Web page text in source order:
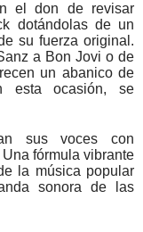
el don de revisar
dotándolas de un
su fuerza original.
a Bon Jovi o de
un abanico de
esta ocasión, se
sus voces con
fórmula vibrante
la música popular
sonora de las